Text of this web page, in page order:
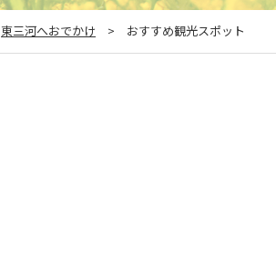
東三河へおでかけ > おすすめ観光スポット